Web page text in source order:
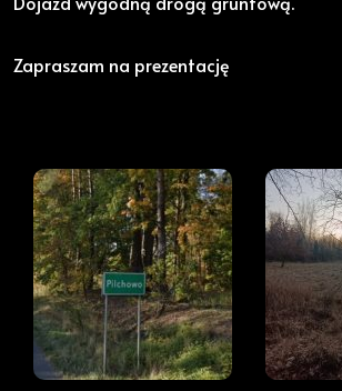
Zapraszam na prezentację